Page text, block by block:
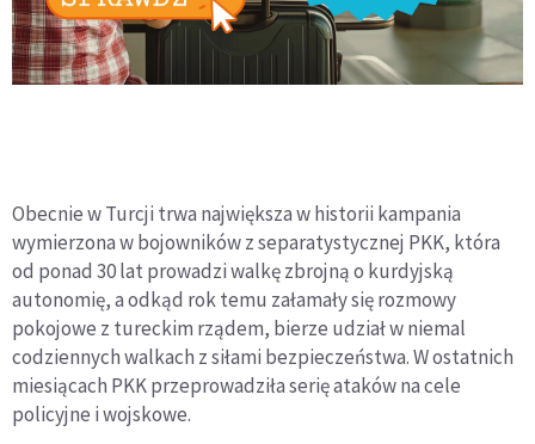
Obecnie w Turcji trwa największa w historii kampania
wymierzona w bojowników z separatystycznej PKK, która
od ponad 30 lat prowadzi walkę zbrojną o kurdyjską
autonomię, a odkąd rok temu załamały się rozmowy
pokojowe z tureckim rządem, bierze udział w niemal
codziennych walkach z siłami bezpieczeństwa. W ostatnich
miesiącach PKK przeprowadziła serię ataków na cele
policyjne i wojskowe.